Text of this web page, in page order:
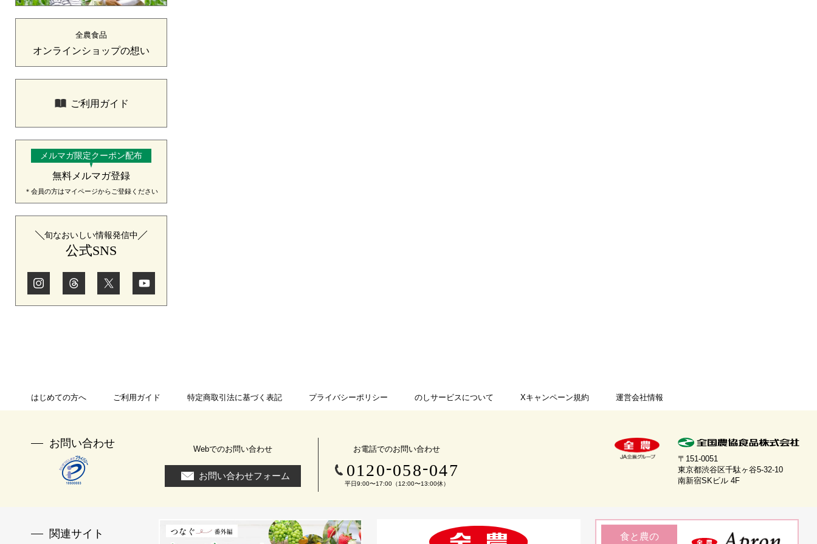
全農食品
オンラインショップの想い
ご利用ガイド
メルマガ限定クーポン配布
無料メルマガ登録
＊会員の方はマイページからご登録ください
旬なおいしい情報発信中
公式SNS
はじめての方へ ご利用ガイド 特定商取引法に基づく表記 プライバシーポリシー のしサービスについて Xキャンペーン規約 運営会社情報
お問い合わせ Webでのお問い合わせ
お問い合わせフォーム
お電話でのお問い合わせ
0120-058-047
平日9:00〜17:00（12:00〜13:00休）
〒151-0051
東京都渋谷区千駄ヶ谷5-32-10
南新宿SKビル 4F
関連サイト